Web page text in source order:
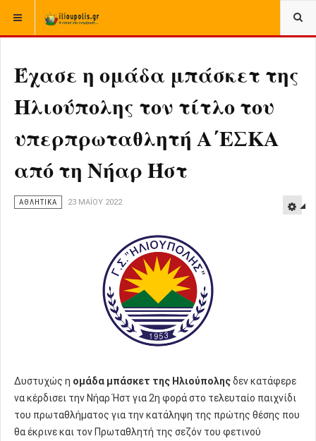
ΒΡΊΣΚΕΣΤΕ ΕΔΏ: ΑΡΧΙΚΉ
Έχασε η ομάδα μπάσκετ της
Ηλιούπολης τον τίτλο του
υπερπρωταθλητή Α΄ΕΣΚΑ
από τη Νήαρ Ήστ
ΑΘΛΗΤΙΚΑ 23 ΜΑΪ́ΟΥ 2022
Δυστυχώς η ομάδα μπάσκετ της Ηλιούποληςδεν κατάφερε
να κέρδισει την Νήαρ Ήστ για 2η φορά στο τελευταίο παιχνίδι
του πρωταθλήματος για την κατάληψη της πρώτης θέσης που
θα έκρινε και τον Πρωταθλητή της σεζόν του φετινού